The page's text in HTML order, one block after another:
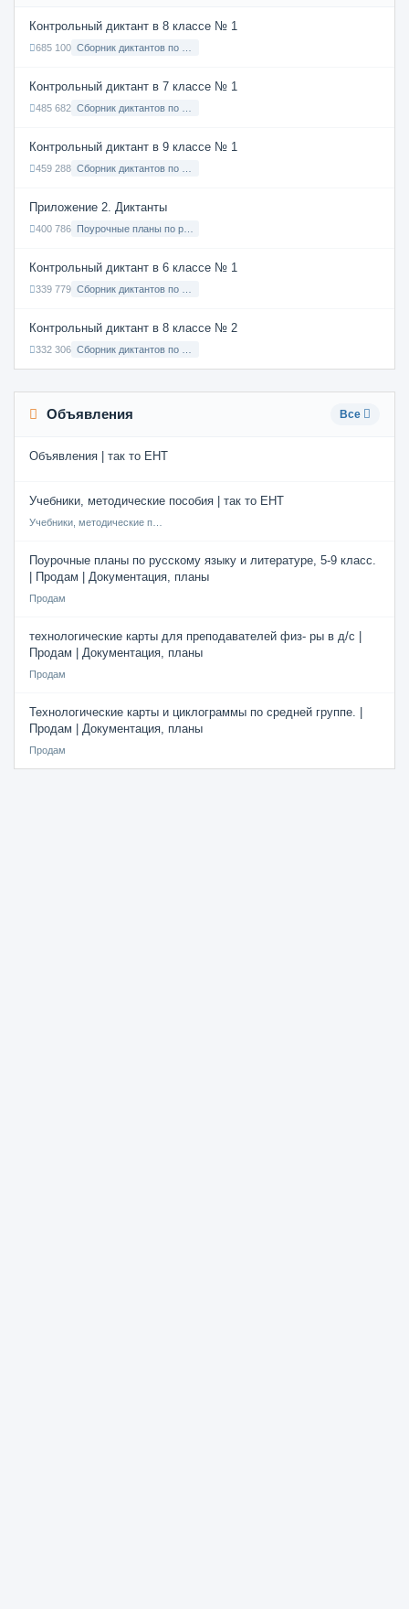
Контрольный диктант в 8 классе № 1
685 100
Контрольный диктант в 7 классе № 1
485 682
Контрольный диктант в 9 классе № 1
459 288
Приложение 2. Диктанты
400 786
Контрольный диктант в 6 классе № 1
339 779
Контрольный диктант в 8 классе № 2
332 306
Объявления Все
Объявления | так то ЕНТ
Учебники, методические пособия | так то ЕНТ
Поурочные планы по русскому языку и литературе, 5-9 класс.
| Продам | Документация, планы
Продам
технологические карты для преподавателей физ- ры в д/с |
Продам | Документация, планы
Продам
Технологические карты и циклограммы по средней группе. |
Продам | Документация, планы
Продам